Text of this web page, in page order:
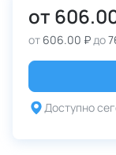
от
от 606.00 ₽до
Доступно